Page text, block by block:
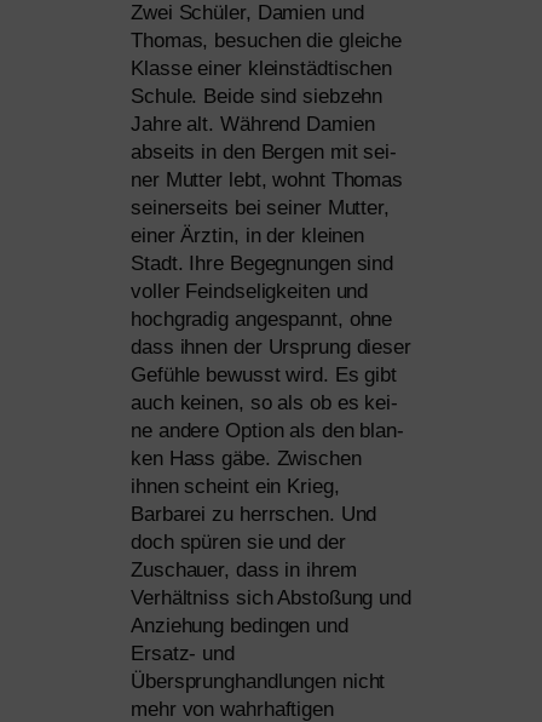
Zwei Schüler, Damien und
Thomas, besu­chen die glei­che
Klasse einer klein­städ­ti­schen
Schule. Beide sind sieb­zehn
Jahre alt. Während Damien
abseits in den Bergen mit sei­
ner Mutter lebt, wohnt Thomas
sei­ner­seits bei sei­ner Mutter,
einer Ärztin, in der klei­nen
Stadt. Ihre Begegnungen sind
vol­ler Feindseligkeiten und
hoch­gra­dig ange­spannt, ohne
dass ihnen der Ursprung die­ser
Gefühle bewusst wird. Es gibt
auch kei­nen, so als ob es kei­
ne ande­re Option als den blan­
ken Hass gäbe. Zwischen
ihnen scheint ein Krieg,
Barbarei zu herr­schen. Und
doch spü­ren sie und der
Zuschauer, dass in ihrem
Verhältniss sich Abstoßung und
Anziehung bedin­gen und
Ersatz- und
Übersprunghandlungen nicht
mehr von wahr­haf­ti­gen